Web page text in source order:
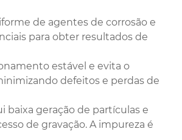
de agentes de corrosão e
para obter resultados de
estável e evita o
defeitos e perdas de
baixa geração de partículas e
de gravação. A impureza é